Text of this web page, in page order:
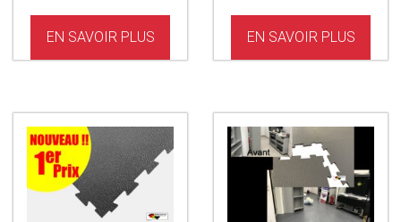
EN SAVOIR PLUS EN SAVOIR PLUS